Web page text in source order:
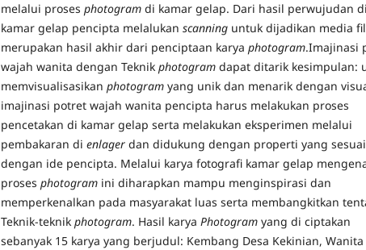
melalui proses photogram di kamar gelap. Dari hasil perwujudan di
kamar gelap pencipta melalukan scanning untuk dijadikan media
merupakan hasil akhir dari penciptaan karya photogram.Imajinasi
wajah wanita dengan Teknik photogram dapat ditarik kesimpulan:
memvisualisasikan photogram yang unik dan menarik dengan
imajinasi potret wajah wanita pencipta harus melakukan proses
pencetakan di kamar gelap serta melakukan eksperimen melalui
pembakaran di enlager dan didukung dengan properti yang sesuai
dengan ide pencipta. Melalui karya fotografi kamar gelap
proses photogram ini diharapkan mampu menginspirasi dan
memperkenalkan pada masyarakat luas serta membangkitkan
Teknik-teknik photogram. Hasil karya Photogram yang di ciptakan
sebanyak 15 karya yang berjudul: Kembang Desa Kekinian, Wanita